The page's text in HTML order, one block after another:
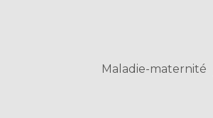
Maladie-maternité